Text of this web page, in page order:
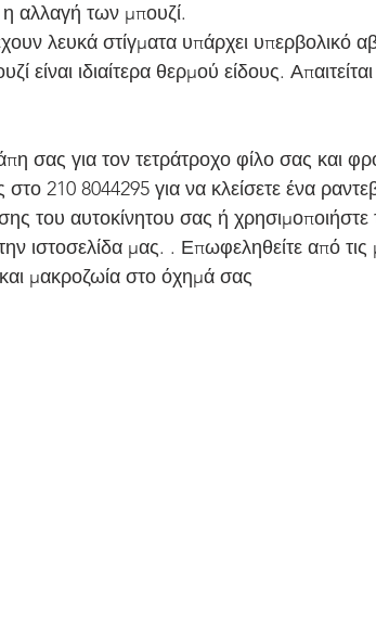
η αλλαγή των μπουζί.
λευκά στίγματα υπάρχει υπερβολικό
είναι ιδιαίτερα θερμού είδους.
σας για τον τετράτροχο φίλο σας και
210 8044295 για να κλείσετε ένα
του αυτοκίνητου σας ή χρησιμοποιήστε
ιστοσελίδα μας. . Επωφεληθείτε από τις
μακροζωία στο όχημά σας